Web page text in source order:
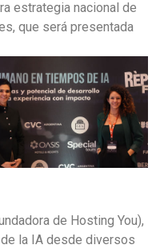
estrategia nacional de
que será presentada
de Hosting You),
la IA desde diversos